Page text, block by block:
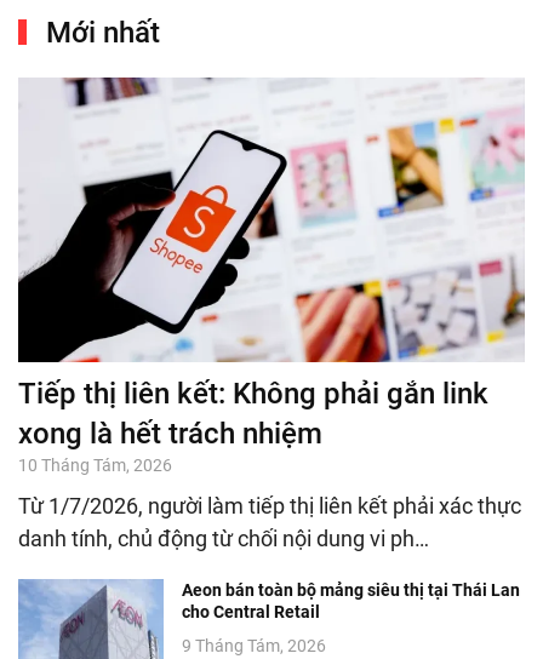
Mới nhất
Tiếp thị liên kết: Không phải gắn link
xong là hết trách nhiệm
10 Tháng Tám, 2026
Từ 1/7/2026, người làm tiếp thị liên kết phải xác thực
danh tính, chủ động từ chối nội dung vi ph…
Aeon bán toàn bộ mảng siêu thị tại Thái Lan
cho Central Retail
9 Tháng Tám, 2026